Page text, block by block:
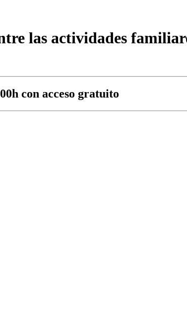
las actividades
con acceso gratuito